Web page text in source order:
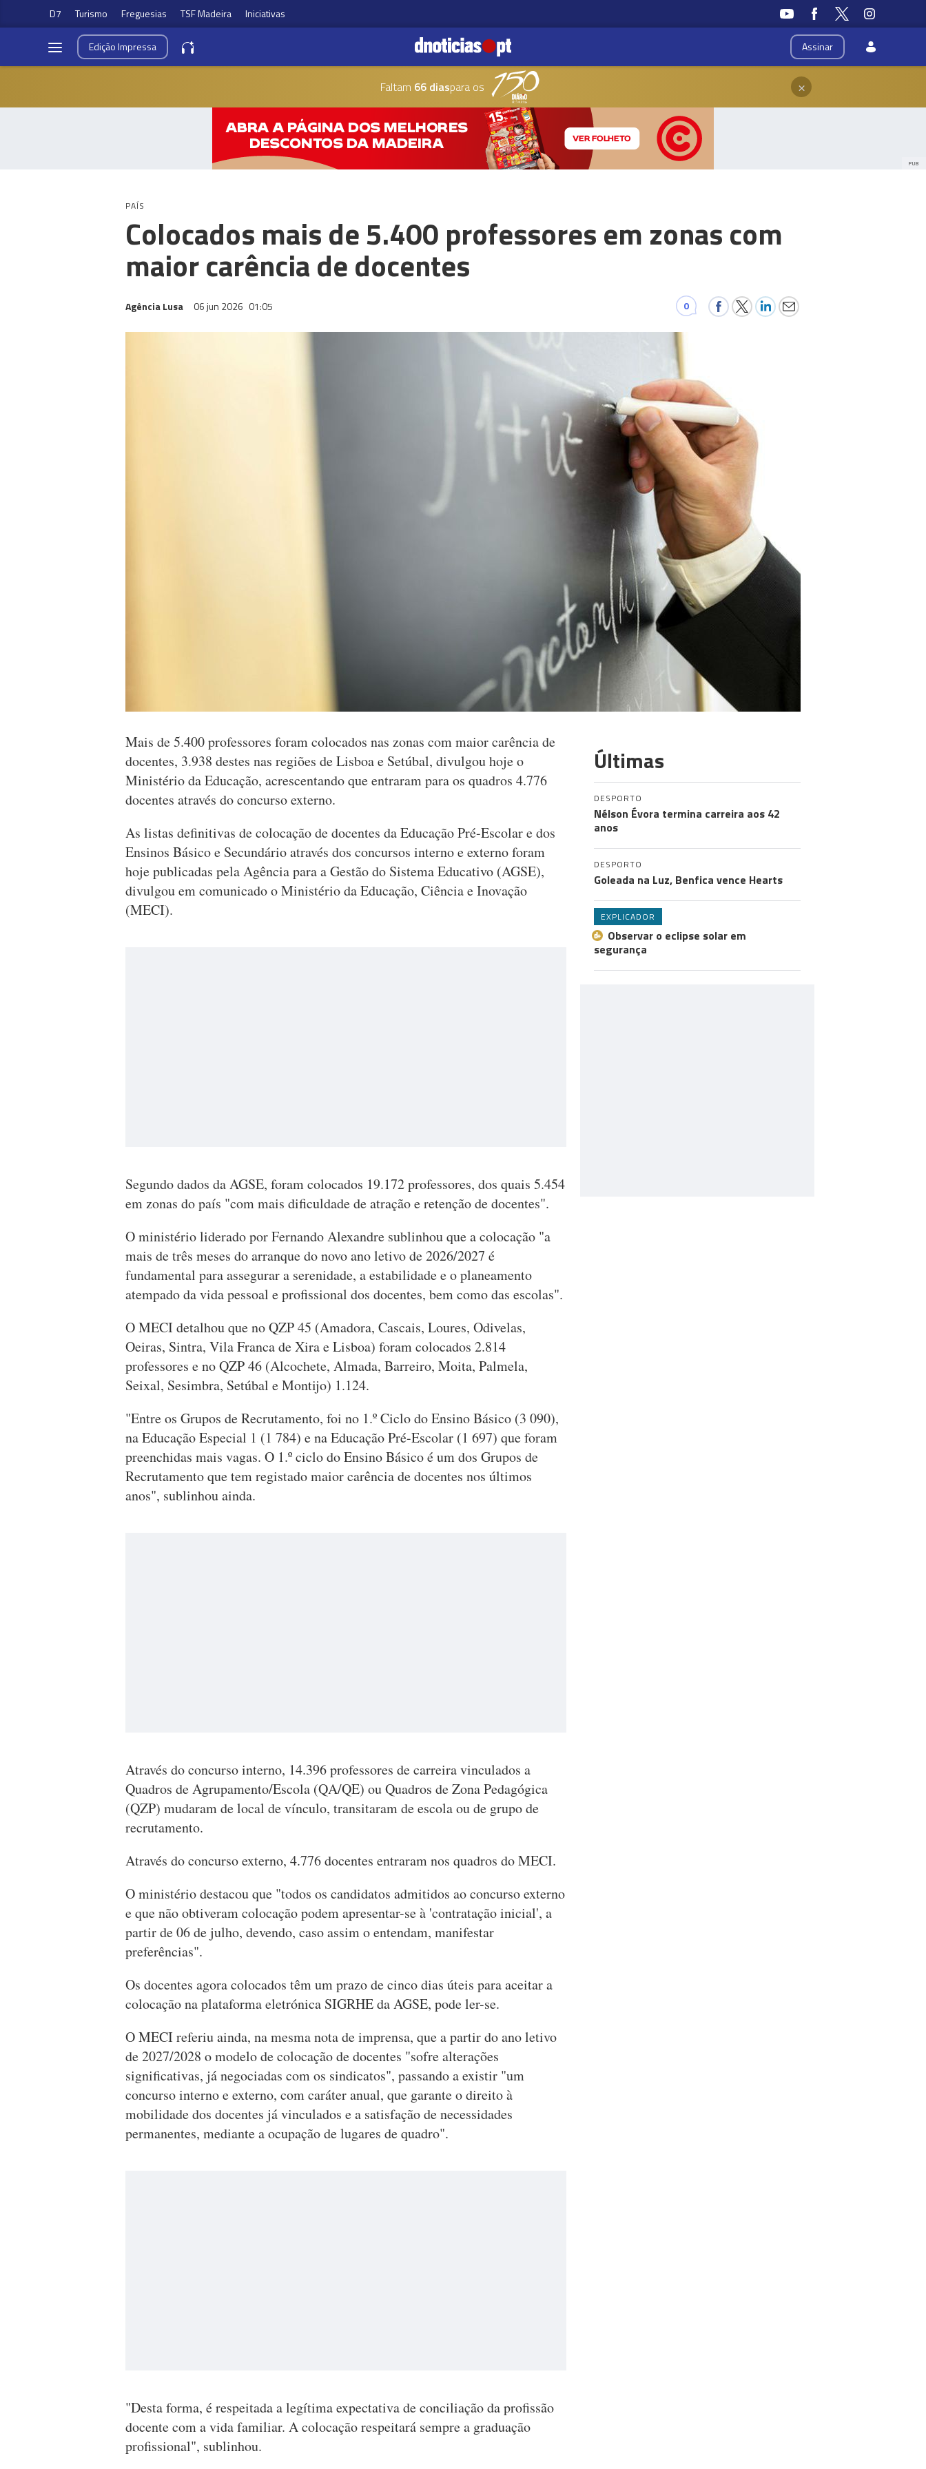
D7 Turismo Freguesias TSF Madeira Iniciativas
Assinar
EdiçãoImpressa
Faltam 66 diaspara os ×
PUB
PAÍS
Colocados mais de 5.400 professores em zonas com
maior carência de docentes
Agência Lusa 06 jun 2026 01:05 0
Mais de 5.400 professores foram colocados nas zonas com maior carência de
docentes, 3.938 destes nas regiões de Lisboa e Setúbal, divulgou hoje o
Ministério da Educação, acrescentando que entraram para os quadros 4.776
docentes através do concurso externo.
As listas definitivas de colocação de docentes da Educação Pré-Escolar e dos
Ensinos Básico e Secundário através dos concursos interno e externo foram
hoje publicadas pela Agência para a Gestão do Sistema Educativo (AGSE),
divulgou em comunicado o Ministério da Educação, Ciência e Inovação
(MECI).
Segundo dados da AGSE, foram colocados 19.172 professores, dos quais 5.454
em zonas do país "com mais dificuldade de atração e retenção de docentes".
O ministério liderado por Fernando Alexandre sublinhou que a colocação "a
mais de três meses do arranque do novo ano letivo de 2026/2027 é
fundamental para assegurar a serenidade, a estabilidade e o planeamento
atempado da vida pessoal e profissional dos docentes, bem como das escolas".
O MECI detalhou que no QZP 45 (Amadora, Cascais, Loures, Odivelas,
Oeiras, Sintra, Vila Franca de Xira e Lisboa) foram colocados 2.814
professores e no QZP 46 (Alcochete, Almada, Barreiro, Moita, Palmela,
Seixal, Sesimbra, Setúbal e Montijo) 1.124.
"Entre os Grupos de Recrutamento, foi no 1.º Ciclo do Ensino Básico (3 090),
na Educação Especial 1 (1 784) e na Educação Pré-Escolar (1 697) que foram
preenchidas mais vagas. O 1.º ciclo do Ensino Básico é um dos Grupos de
Recrutamento que tem registado maior carência de docentes nos últimos
anos", sublinhou ainda.
Através do concurso interno, 14.396 professores de carreira vinculados a
Quadros de Agrupamento/Escola (QA/QE) ou Quadros de Zona Pedagógica
(QZP) mudaram de local de vínculo, transitaram de escola ou de grupo de
recrutamento.
Através do concurso externo, 4.776 docentes entraram nos quadros do MECI.
O ministério destacou que "todos os candidatos admitidos ao concurso externo
e que não obtiveram colocação podem apresentar-se à 'contratação inicial', a
partir de 06 de julho, devendo, caso assim o entendam, manifestar
preferências".
Os docentes agora colocados têm um prazo de cinco dias úteis para aceitar a
colocação na plataforma eletrónica SIGRHE da AGSE, pode ler-se.
O MECI referiu ainda, na mesma nota de imprensa, que a partir do ano letivo
de 2027/2028 o modelo de colocação de docentes "sofre alterações
significativas, já negociadas com os sindicatos", passando a existir "um
concurso interno e externo, com caráter anual, que garante o direito à
mobilidade dos docentes já vinculados e a satisfação de necessidades
permanentes, mediante a ocupação de lugares de quadro".
"Desta forma, é respeitada a legítima expectativa de conciliação da profissão
docente com a vida familiar. A colocação respeitará sempre a graduação
profissional", sublinhou.
Últimas
DESPORTO
Nélson Évora termina carreira aos 42
anos
DESPORTO
Goleada na Luz, Benfica vence Hearts
EXPLICADOR
Observar o eclipse solar em
segurança